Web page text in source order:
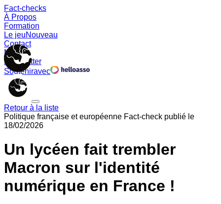
Fact-checks
À Propos
Formation
Le jeuNouveau
Contact
Memes
Newsletter
Souteniravec
Retour à la liste
Politique française et européenne Fact-check publié le
18/02/2026
Un lycéen fait trembler
Macron sur l'identité
numérique en France !